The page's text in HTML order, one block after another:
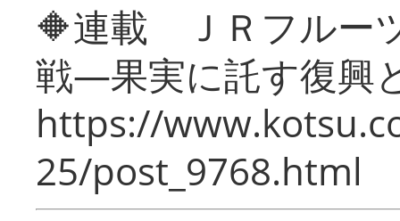
🔶連載 ＪＲフルー
戦―果実に託す復興
https://
25/post_9768.html